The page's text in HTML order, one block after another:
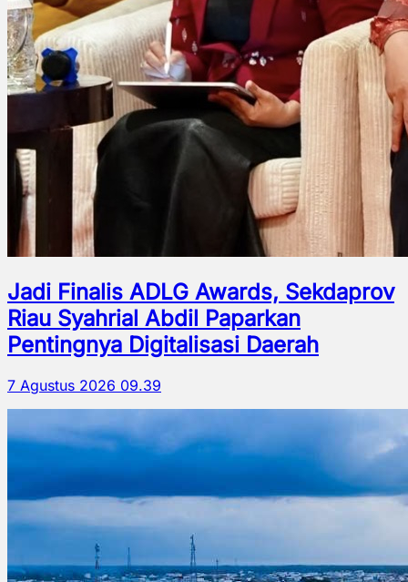
Jadi Finalis ADLG Awards, Sekdaprov
Riau Syahrial Abdil Paparkan
Pentingnya Digitalisasi Daerah
7 Agustus 2026 09.39